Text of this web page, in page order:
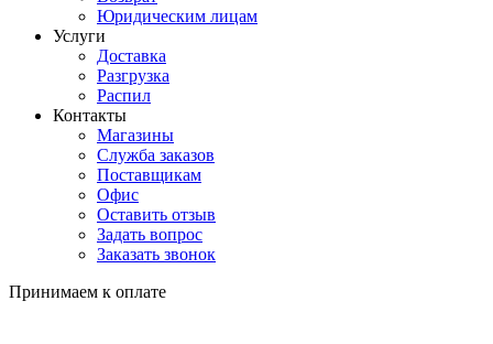
Юридическим лицам
Услуги
Доставка
Разгрузка
Распил
Контакты
Магазины
Служба заказов
Поставщикам
Офис
Оставить отзыв
Задать вопрос
Заказать звонок
Принимаем к оплате